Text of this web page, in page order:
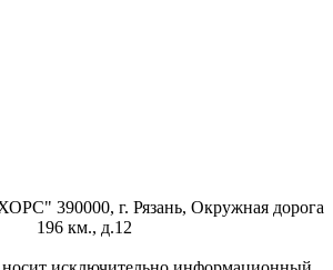
390000, г. Рязань, Окружная дорога
196 км., д.12